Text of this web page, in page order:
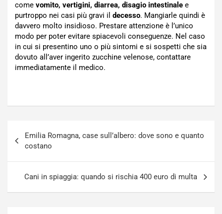
come vomito, vertigini, diarrea, disagio intestinale e
purtroppo nei casi più gravi il decesso. Mangiarle quindi è
davvero molto insidioso. Prestare attenzione è l’unico
modo per poter evitare spiacevoli conseguenze. Nel caso
in cui si presentino uno o più sintomi e si sospetti che sia
dovuto all’aver ingerito zucchine velenose, contattare
immediatamente il medico.
articoli
Emilia Romagna, case sull’albero: dove sono e quanto
costano
Cani in spiaggia: quando si rischia 400 euro di multa